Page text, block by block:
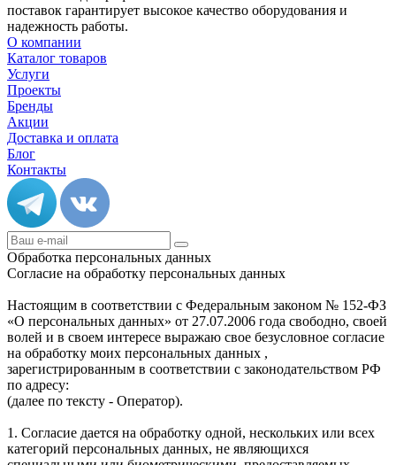
поставок гарантирует высокое качество оборудования и
надежность работы.
О компании
Каталог товаров
Услуги
Проекты
Бренды
Акции
Доставка и оплата
Блог
Контакты
Обработка персональных данных
Согласие на обработку персональных данных
Настоящим в соответствии с Федеральным законом № 152-ФЗ
«О персональных данных» от 27.07.2006 года свободно, своей
волей и в своем интересе выражаю свое безусловное согласие
на обработку моих персональных данных ,
зарегистрированным в соответствии с законодательством РФ
по адресу:
(далее по тексту - Оператор).
1. Согласие дается на обработку одной, нескольких или всех
категорий персональных данных, не являющихся